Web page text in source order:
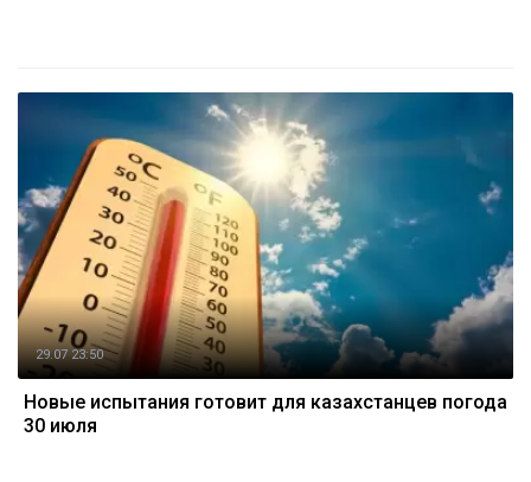
29.07 23:50
Новые испытания готовит для казахстанцев погода
30 июля